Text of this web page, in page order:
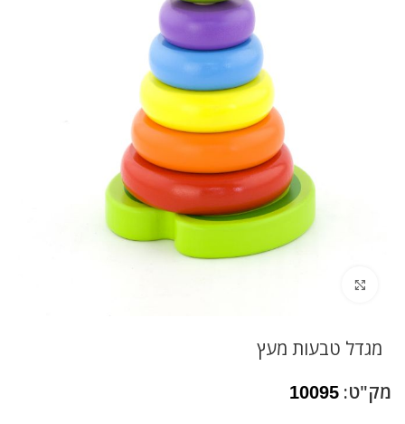
מגדל טבעות מעץ
מק"ט: 10095